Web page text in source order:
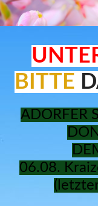
BITTE
ADORFER
06.08.